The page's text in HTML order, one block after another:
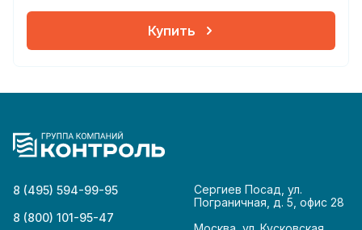
Купить
8 (495) 594-99-95
8 (800) 101-95-47
Сергиев Посад, ул.
Пограничная, д. 5, офис 28